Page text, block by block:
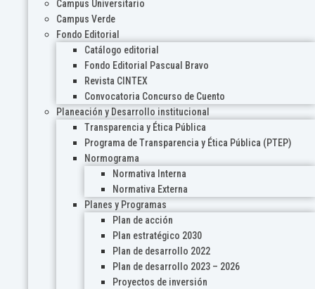
Campus Universitario
Campus Verde
Fondo Editorial
Catálogo editorial
Fondo Editorial Pascual Bravo
Revista CINTEX
Convocatoria Concurso de Cuento
Planeación y Desarrollo institucional
Transparencia y Ética Pública
Programa de Transparencia y Ética Pública (PTEP)
Normograma
Normativa Interna
Normativa Externa
Planes y Programas
Plan de acción
Plan estratégico 2030
Plan de desarrollo 2022
Plan de desarrollo 2023 – 2026
Proyectos de inversión